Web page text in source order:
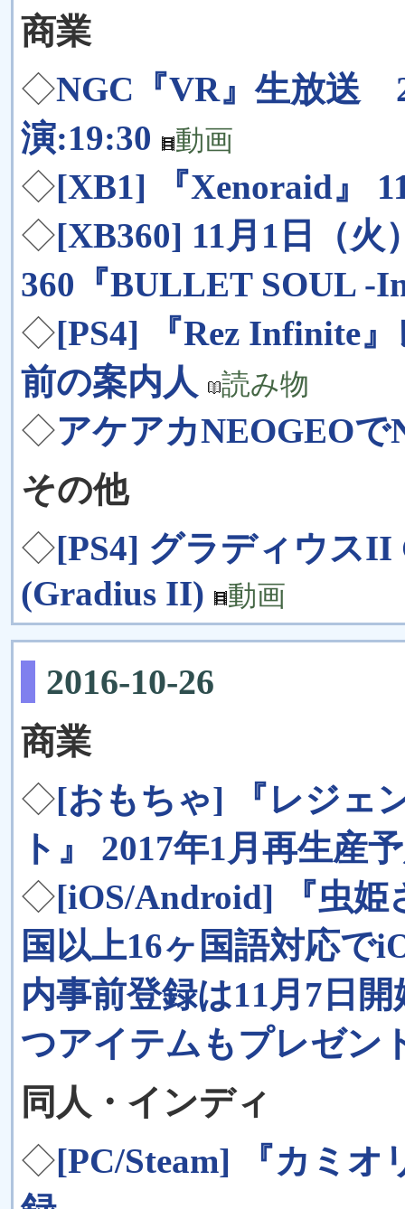
商業
◇NGC『VR』生放送
演:19:30
動画
◇[XB1] 『Xenoraid』
◇[XB360] 11月1日（
360『BULLET SOUL -
◇[PS4] 『Rez Infinite
前の案内人
読み物
◇アケアカNEOGEOで
その他
◇[PS4] グラディウスII
(Gradius II)
動画
2016-10-26
商業
◇[おもちゃ] 『レジェ
ト』 2017年1月再生産
◇[iOS/Android] 『虫姫
国以上16ヶ国語対応で
内事前登録は11月7日
つアイテムもプレゼン
同人・インディ
◇[PC/Steam] 『カミオ